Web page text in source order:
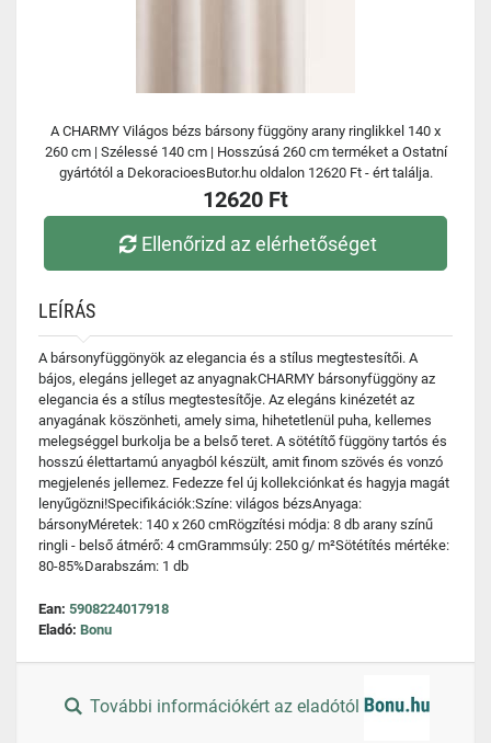
A CHARMY Világos bézs bársony függöny arany ringlikkel 140 x
260 cm | Szélessé 140 cm | Hosszúsá 260 cm terméket a Ostatní
gyártótól a DekoracioesButor.hu oldalon 12620 Ft - ért találja.
12620 Ft
Ellenőrizd az elérhetőséget
LEÍRÁS
A bársonyfüggönyök az elegancia és a stílus megtestesítői. A
bájos, elegáns jelleget az anyagnakCHARMY bársonyfüggöny az
elegancia és a stílus megtestesítője. Az elegáns kinézetét az
anyagának köszönheti, amely sima, hihetetlenül puha, kellemes
melegséggel burkolja be a belső teret. A sötétítő függöny tartós és
hosszú élettartamú anyagból készült, amit finom szövés és vonzó
megjelenés jellemez. Fedezze fel új kollekciónkat és hagyja magát
lenyűgözni!Specifikációk:Színe: világos bézsAnyaga:
bársonyMéretek: 140 x 260 cmRögzítési módja: 8 db arany színű
ringli - belső átmérő: 4 cmGrammsúly: 250 g/ m²Sötétítés mértéke:
80-85%Darabszám: 1 db
Ean: 5908224017918
Eladó: Bonu
További információkért az eladótól